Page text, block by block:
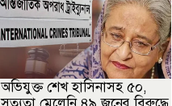
অভিযুক্ত শেখ হাসিনাসহ ৫০,